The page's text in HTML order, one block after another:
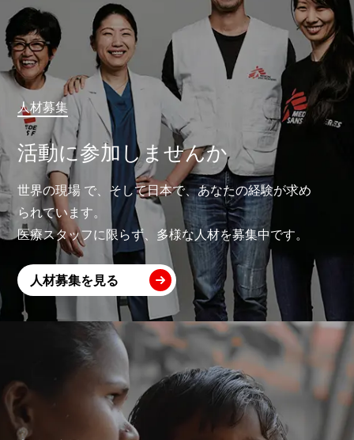
人材募集
活動に参加しませんか
世界の現場 で、そして日本で、あなたの経験が求め
られています。
医療スタッフに限らず、多様な人材を募集中です。
人材募集を見る